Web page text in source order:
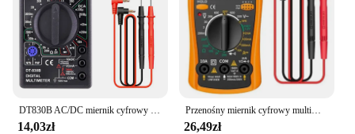
14,03zł
Przenośny miernik cyfrowy multimetr prądu LCD AC/napięcie prądu stałego Tester diodowy prąd miernik rezystancji amperomierz Multitester z sonda testowa
26,49zł